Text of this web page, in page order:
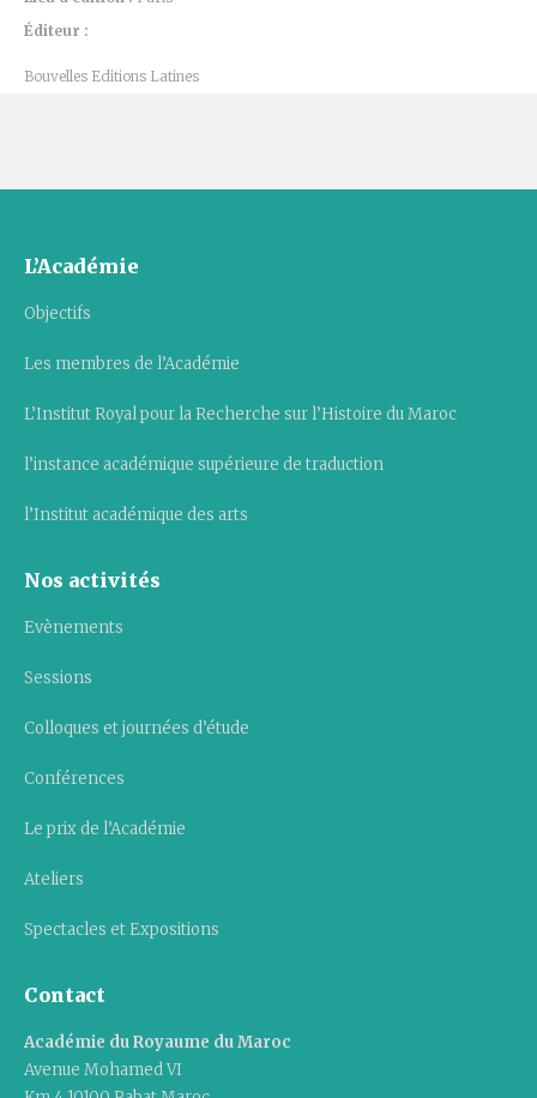
Éditeur :
Bouvelles Editions Latines
L’Académie
Objectifs
Les membres de l’Académie
L’Institut Royal pour la Recherche sur l’Histoire du Maroc
l’instance académique supérieure de traduction
l’Institut académique des arts
Nos activités
Evènements
Sessions
Colloques et journées d’étude
Conférences
Le prix de l’Académie
Ateliers
Spectacles et Expositions
Contact
Académie du Royaume du Maroc
Avenue Mohamed VI